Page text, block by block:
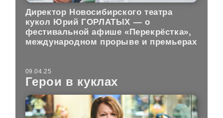
Директор Новосибирского театра
кукол Юрий ГОРЛАТЫХ — о
фестивальной афише «Перекрёстка»,
международном прорыве и премьерах
09.04.25
Герои в куклах